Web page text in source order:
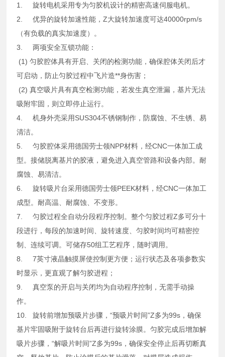
1. 旋转电机采用专为匀胶机设计的精密高速伺服电机。
2. 优异的旋转加速性能，Z大旋转加速度可达40000rpm/s
（有负载的真实加速度）。
3. 两项安全互锁功能：
(1) 匀胶腔体具有开启、关闭的检测功能，确保腔体关闭后才
可启动，防止匀胶过程中飞片造**身伤害；
(2) 真空吸片具有真空检测功能，若发生真空泄漏，基片无法
吸附牢固，则立即停止运行。
4. 机身外壳采用SUS304不锈钢制作，防腐蚀、不生锈、易
清洁。
5. 匀胶腔体采用德国劳士领NPP材料，经CNC一体加工成
型。接储脱离基片的胶液，避免进入真空管路和设备内部。耐
腐蚀、易清洁。
6. 旋转吸片台采用德国劳士领PEEK材料，经CNC一体加工
成型。耐高温、耐腐蚀、不变形。
7. 匀胶过程全自动分段程序控制。整个匀胶过程Z多可分十
段进行，每段的加速时间、旋转速度、匀胶时间均可精密控
制、连续可调。可储存50组工艺程序，随时调用。
8. 7英寸液晶触摸屏使控制更方便；运行状态及各项参数实
时显示，更直观了解匀胶进程；
9. 真空泵的开启与关闭均为自动程序控制，无需手动操
作。
10. 旋转前增加预吸片步骤，“预吸片时间”Z多为99s，确保
基片牢固吸附于旋转台后再进行旋转涂膜。匀胶完成后增加解
吸片步骤，“解吸片时间”Z多为99s，确保安全停止后再切断真